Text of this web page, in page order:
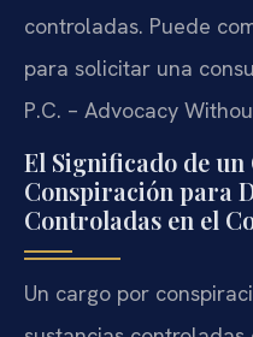
controladas. Puede
para solicitar una
P.C. – Advocacy
El Significado de
Conspiración para
Controladas en el
Un cargo por